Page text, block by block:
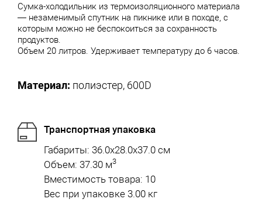
Сумка-холодильник из термоизоляционного материала
— незаменимый спутник на пикнике или в походе, с
которым можно не беспокоиться за сохранность
продуктов.
Объем 20 литров. Удерживает температуру до 6 часов.
Материал: полиэстер, 600D
Транспортная упаковка
Габариты: 36.0x28.0x37.0 см
Объем: 37.30 м3
Вместимость товара: 10
Вес при упаковке 3.00 кг